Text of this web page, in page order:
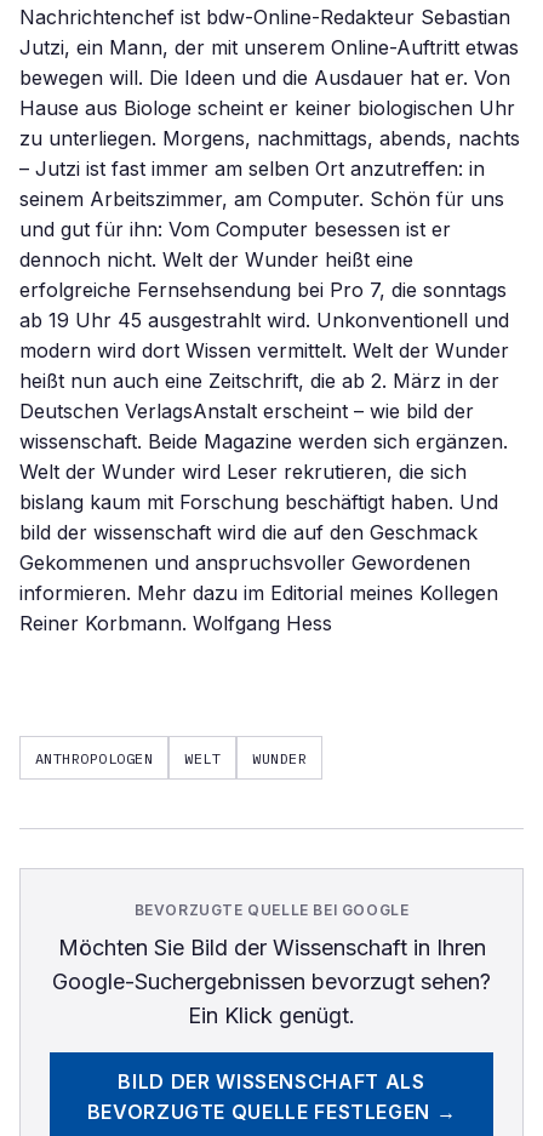
Nachrichtenchef ist bdw-Online-Redakteur Sebastian
Jutzi, ein Mann, der mit unserem Online-Auftritt etwas
bewegen will. Die Ideen und die Ausdauer hat er. Von
Hause aus Biologe scheint er keiner biologischen Uhr
zu unterliegen. Morgens, nachmittags, abends, nachts
– Jutzi ist fast immer am selben Ort anzutreffen: in
seinem Arbeitszimmer, am Computer. Schön für uns
und gut für ihn: Vom Computer besessen ist er
dennoch nicht. Welt der Wunder heißt eine
erfolgreiche Fernsehsendung bei Pro 7, die sonntags
ab 19 Uhr 45 ausgestrahlt wird. Unkonventionell und
modern wird dort Wissen vermittelt. Welt der Wunder
heißt nun auch eine Zeitschrift, die ab 2. März in der
Deutschen VerlagsAnstalt erscheint – wie bild der
wissenschaft. Beide Magazine werden sich ergänzen.
Welt der Wunder wird Leser rekrutieren, die sich
bislang kaum mit Forschung beschäftigt haben. Und
bild der wissenschaft wird die auf den Geschmack
Gekommenen und anspruchsvoller Gewordenen
informieren. Mehr dazu im Editorial meines Kollegen
Reiner Korbmann. Wolfgang Hess
ANTHROPOLOGEN WELT WUNDER
BEVORZUGTE QUELLE BEI GOOGLE
Möchten Sie Bild der Wissenschaftin Ihren
Google-Suchergebnissen bevorzugt sehen?
Ein Klick genügt.
BILD DER WISSENSCHAFT ALS
BEVORZUGTE QUELLE FESTLEGEN →